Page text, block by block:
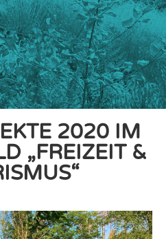
2020 IM
„FREIZEIT &